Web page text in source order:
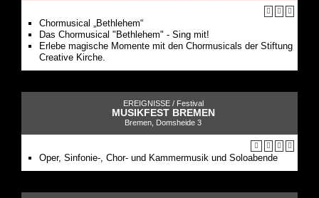
Chormusical „Bethlehem“
Das Chormusical "Bethlehem" - Sing mit!
Erlebe magische Momente mit den Chormusicals der Stiftung
Creative Kirche.
EREIGNISSE / Festival
MUSIKFEST BREMEN
Bremen, Domsheide 3
Oper, Sinfonie-, Chor- und Kammermusik und Soloabende